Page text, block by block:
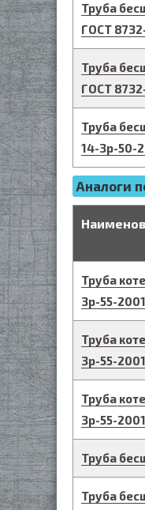
Труба
ГОСТ
Труба
ГОСТ
Труба
14-3р-50-
Аналоги
Труба
3р-55-2001
Труба
3р-55-2001
Труба
3р-55-2001
Труба
Труба